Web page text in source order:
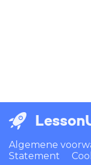
Algemene
Statement